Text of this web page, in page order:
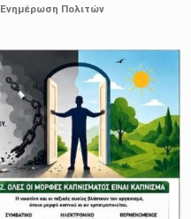
Ενημέρωση Πολιτών